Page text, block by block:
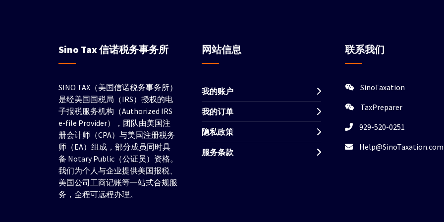
Sino Tax信诺税务事务所
SINO TAX（美国信诺税务事务所）
是经美国国税局（IRS）授权的电
子报税服务机构（Authorized IRS
e-file Provider），团队由美国注
册会计师（CPA）与美国注册税务
师（EA）组成，部分成员同时具
备 Notary Public（公证员）资格。
我们为个人与企业提供美国报税、
美国公司工商记账等一站式合规服
务，全程可远程办理。
网站信息
我的账户
我的订单
隐私政策
服务条款
联系我们
SinoTaxation
TaxPreparer
929-520-0251
Help@SinoTaxation.com